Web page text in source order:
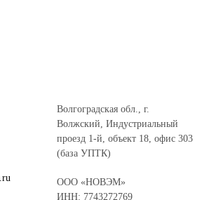
Волгоградская обл., г.
Волжский, Индустриальный
проезд 1-й, объект 18, офис 303
(база УПТК)
ООО «НОВЭМ»
ИНН: 7743272769